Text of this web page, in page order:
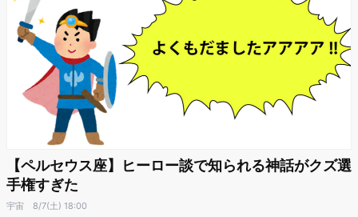
【ペルセウス座】ヒーロー談で知られる神話がクズ選
手権すぎた
宇宙 8/7(土) 18:00